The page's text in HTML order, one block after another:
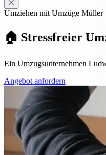
Umziehen mit Umzüge Müller
🏠 Stressfreier
Ein Umzugsunternehmen
Angebot anfordern